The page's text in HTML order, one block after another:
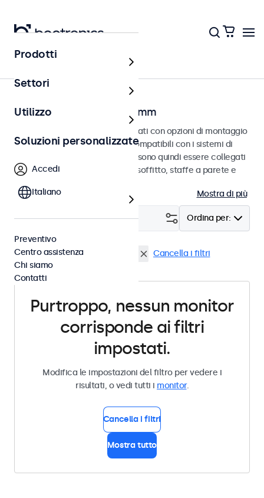
Home
Monitor con VESA da 75 mm
Monitor VESA da 75 mm progettati con opzioni di montaggio
versatili. Questi monitor sono compatibili con i sistemi di
montaggio VESA standard e possono quindi essere collegati
a supporti universali, supporti a soffitto, staffe a parete e
Mostra di più
Ordina per:
Filtro (0)
VESA 75 x 75 Monitor 19 pollici Cancella i filtri
Purtroppo, nessun monitor
corrisponde ai filtri
impostati.
Modifica le impostazioni del filtro per vedere i
risultati, o vedi tutti i monitor.
Cancella i filtri
Mostra tutto
Prodotti
Settori
Utilizzo
Soluzioni personalizzate
Accedi
Italiano
Preventivo
Centro assistenza
Chi siamo
Contatti